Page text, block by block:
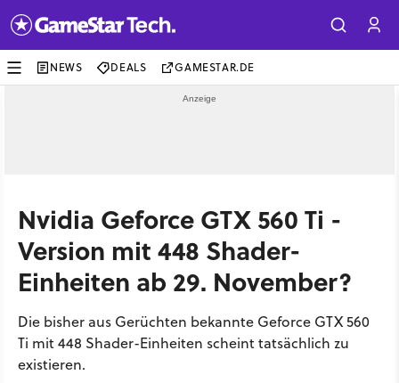
NEWS DEALS GAMESTAR.DE
Nvidia Geforce GTX 560 Ti -
Version mit 448 Shader-
Einheiten ab 29. November?
Die bisher aus Gerüchten bekannte Geforce GTX 560
Ti mit 448 Shader-Einheiten scheint tatsächlich zu
existieren.